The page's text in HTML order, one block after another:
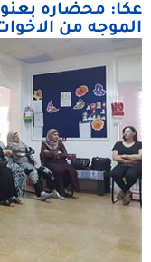
عكا: محضاره
الموجه من